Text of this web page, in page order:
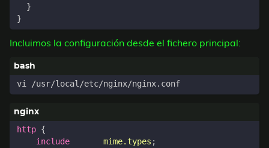
}
}
Incluimos la configuración desde el fichero principal:
http {
include
mime.types ;